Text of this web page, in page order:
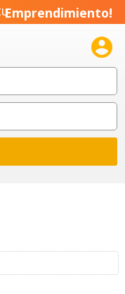
Emprendimiento!
